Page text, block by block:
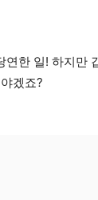
한 일! 하지만
겠죠?